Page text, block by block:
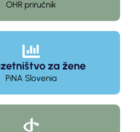
OHR priručnik
za žene
PiNA Slovenia